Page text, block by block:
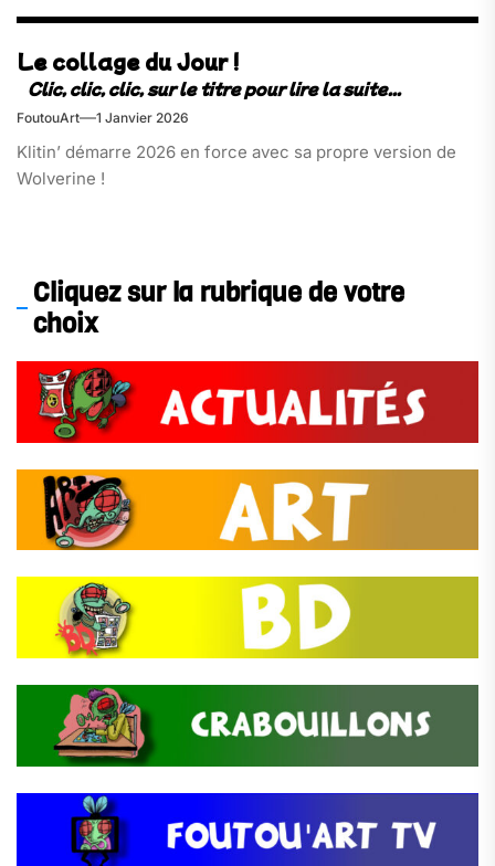
Le collage du Jour !
FoutouArt 1 Janvier 2026
Klitin’ démarre 2026 en force avec sa propre version de
Wolverine !
Cliquez sur la rubrique de votre
choix